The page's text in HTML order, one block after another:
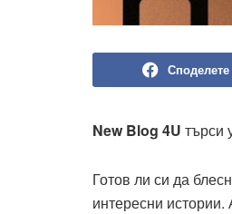
New Blog 4U търси
Готов ли си да
интересни